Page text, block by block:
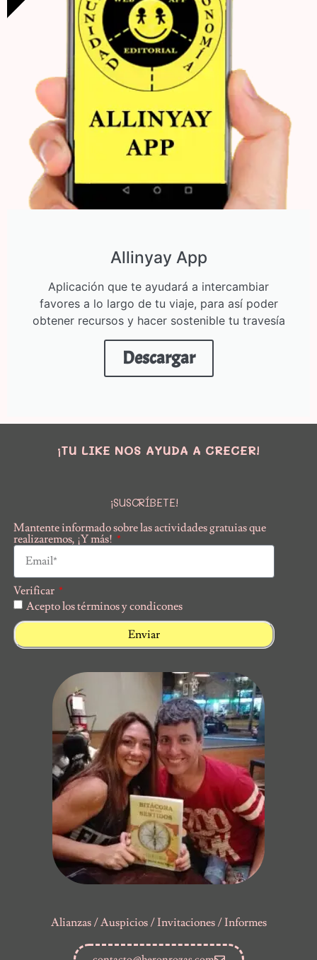
Allinyay App
Aplicación que te ayudará a intercambiar
favores a lo largo de tu viaje, para así poder
obtener recursos y hacer sostenible tu travesía
Descargar
¡TU LIKE NOS AYUDA A CRECER!
¡SUSCRÍBETE!
Mantente informado sobre las actividades gratuias que
realizaremos, ¡Y más!
Verificar
Acepto los términos y condicones
Enviar
Alianzas / Auspicios / Invitaciones / Informes